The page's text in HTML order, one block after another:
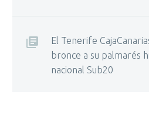
El Tenerife
bronce a su palmarés
nacional Sub20